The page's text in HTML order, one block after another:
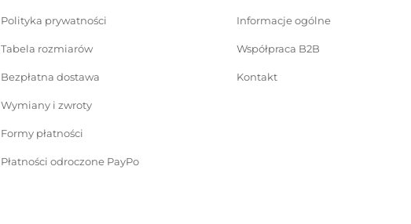
Polityka prywatności
Tabela rozmiarów
Bezpłatna dostawa
Wymiany i zwroty
Formy płatności
Płatności odroczone PayPo
Informacje ogólne
Współpraca B2B
Kontakt